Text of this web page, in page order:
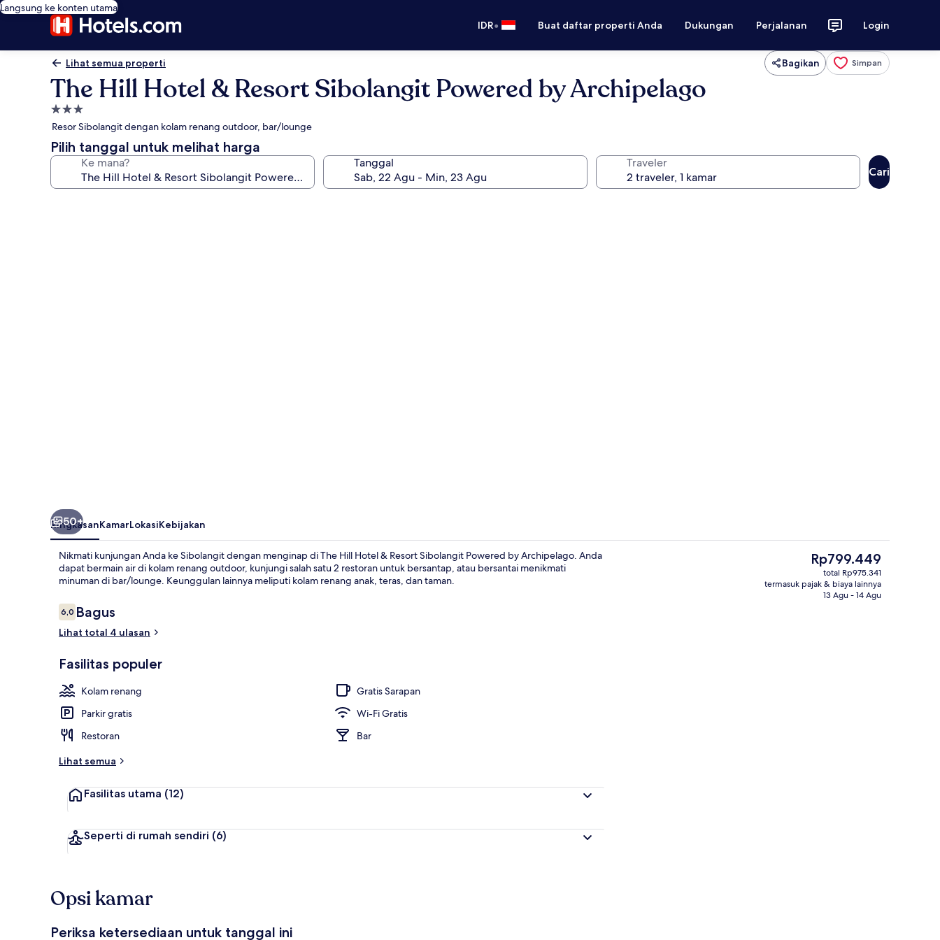
Langsung ke konten utama
IDR• Buat daftar properti Anda Dukungan Perjalanan Login
Lihat semua properti Bagikan Simpan
The Hill Hotel & Resort Sibolangit Powered by Archipelago
Properti
bintang
3.0
Resor Sibolangit dengan kolam renang outdoor, bar/lounge
Pilih tanggal untuk melihat harga
Ke mana? Tanggal Traveler
Cari
Taman
50+
RingkasanKamarLokasiKebijakan
Nikmati kunjungan Anda ke Sibolangit dengan menginap di The Hill Hotel & Resort Sibolangit Powered by Archipelago. Anda
dapat bermain air di kolam renang outdoor, kunjungi salah satu 2 restoran untuk bersantap, atau bersantai menikmati
minuman di bar/lounge. Keunggulan lainnya meliputi kolam renang anak, teras, dan taman.
Ulasan
6,06,0 dari 10
Bagus
Lihat total 4 ulasan
Fasilitas populer
Kolam renang
Gratis Sarapan
Parkir gratis
Wi-Fi Gratis
Restoran
Bar
Lihat semua
Fasilitas utama (12)
Seperti di rumah sendiri (6)
Harga
saat
ini
Rp799.449
Rp799.449
total Rp975.341
termasuk pajak & biaya lainnya
13 Agu - 14 Agu
Opsi kamar
Periksa ketersediaan untuk tanggal ini